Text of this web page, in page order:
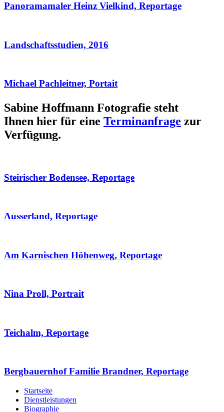
Panoramamaler Heinz Vielkind, Reportage
Landschaftsstudien, 2016
Michael Pachleitner, Portait
Sabine Hoffmann Fotografie steht
Ihnen hier für eine Terminanfrage zur
Verfügung.
Steirischer Bodensee, Reportage
Ausserland, Reportage
Am Karnischen Höhenweg, Reportage
Nina Proll, Portrait
Teichalm, Reportage
Bergbauernhof Familie Brandner, Reportage
Startseite
Dienstleistungen
Biographie